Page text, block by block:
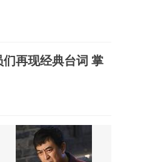
们再现经典台词 掌